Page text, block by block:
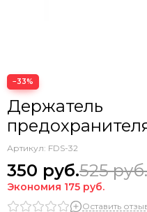
−33%
Держатель
Артикул: FDS-32
350 руб.525руб.
Экономия 175 руб.
Оставить